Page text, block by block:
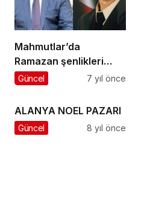
Mahmutlar’da
Ramazan şenlikleri
iptal
Güncel 7 yıl önce
ALANYA NOEL PAZARI
Güncel 8 yıl önce